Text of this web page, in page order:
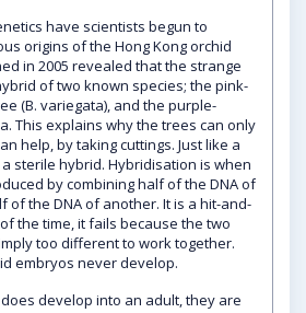
have scientists begun to
origins of the Hong Kong orchid
in 2005 revealed that the strange
of two known species; the pink-
(B. variegata), and the purple-
This explains why the trees can only
help, by taking cuttings. Just like a
sterile hybrid. Hybridisation is when
by combining half of the DNA of
of the DNA of another. It is a hit-and-
the time, it fails because the two
too different to work together.
embryos never develop.
develop into an adult, they are